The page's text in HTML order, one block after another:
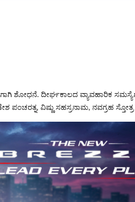
ಶೋಧನೆ. ದೀರ್ಘಕಾಲದ ವ್ಯಾವಹಾರಿಕ
ವಿಷ್ಣು ಸಹಸ್ರನಾಮ, ನವಗ್ರಹ